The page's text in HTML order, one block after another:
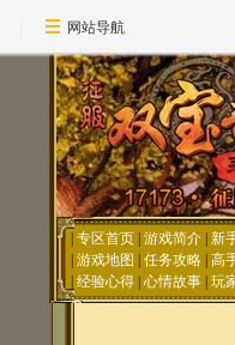
网站导航
专区首页| 游戏简介| 新
游戏地图 任务攻略| 高
经验心得| 心情故事| 玩